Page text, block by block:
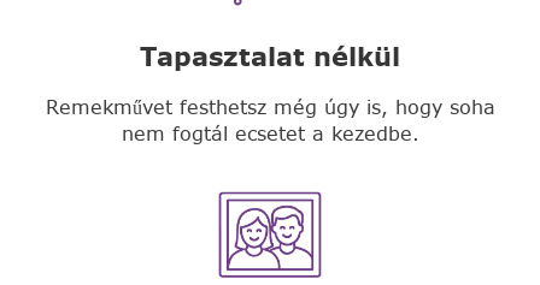
Tapasztalat nélkül
Remekművet festhetsz még úgy is, hogy soha
nem fogtál ecsetet a kezedbe.